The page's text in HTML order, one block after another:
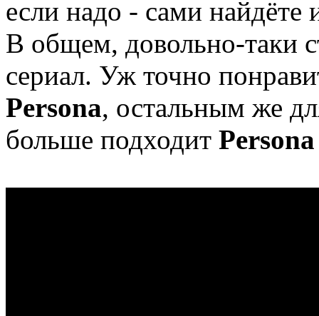
если надо - сами найдёте
В общем, довольно-таки
сериал. Уж точно
Persona, остальным же
больше подходит